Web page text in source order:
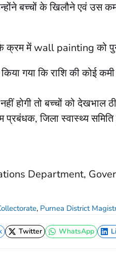
बच्चों के खिलौने एवं उस
के क्रम में wall painting को
गया कि राशि की कोई
नहीं होगी तो बच्चों को देखभाल
प्रबंधक, जिला स्वास्थ्य
Department,
, Purnea District
Twitter
Twitter WhatsApp